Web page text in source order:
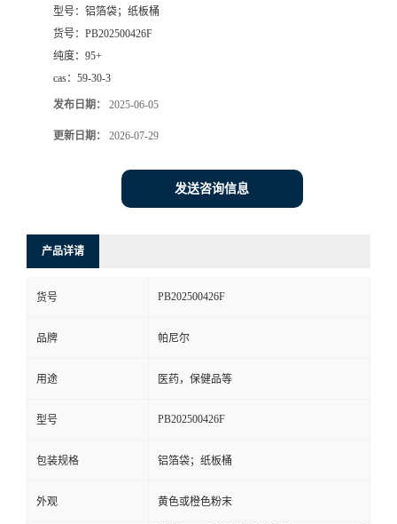
式
在
线
留
言
型号： 铝箔袋；纸板桶
货号： PB202500426F
纯度： 95+
cas： 59-30-3
发布日期： 2025-06-05
更新日期： 2026-07-29
发送咨询信息
产品详请
货号 PB202500426F
品牌 帕尼尔
用途 医药，保健品等
型号 PB202500426F
包装规格 铝箔袋；纸板桶
外观 黄色或橙色粉末